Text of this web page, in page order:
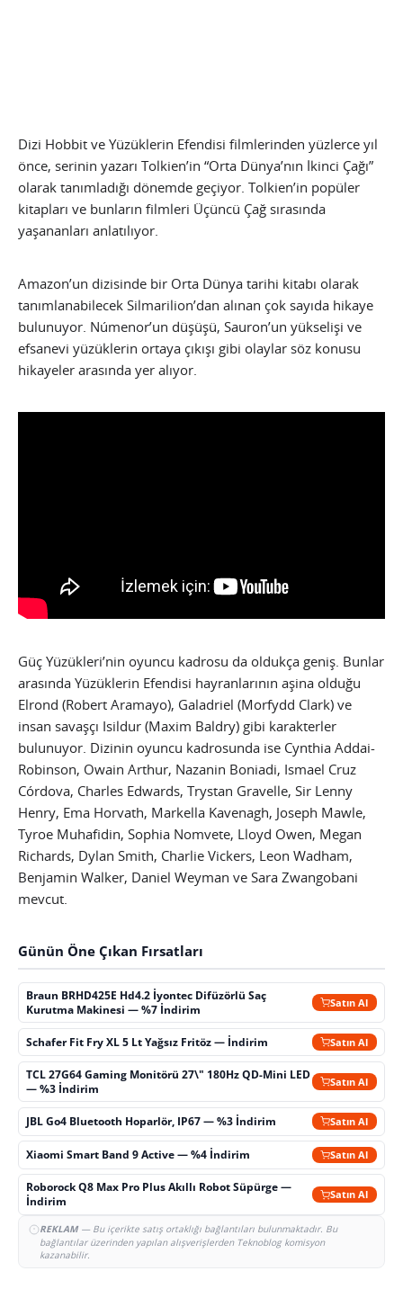
Dizi Hobbit ve Yüzüklerin Efendisi filmlerinden yüzlerce yıl
önce, serinin yazarı Tolkien’in “Orta Dünya’nın İkinci Çağı”
olarak tanımladığı dönemde geçiyor. Tolkien’in popüler
kitapları ve bunların filmleri Üçüncü Çağ sırasında
yaşananları anlatılıyor.
Amazon’un dizisinde bir Orta Dünya tarihi kitabı olarak
tanımlanabilecek Silmarilion’dan alınan çok sayıda hikaye
bulunuyor. Númenor’un düşüşü, Sauron’un yükselişi ve
efsanevi yüzüklerin ortaya çıkışı gibi olaylar söz konusu
hikayeler arasında yer alıyor.
Güç Yüzükleri’nin oyuncu kadrosu da oldukça geniş. Bunlar
arasında Yüzüklerin Efendisi hayranlarının aşina olduğu
Elrond (Robert Aramayo), Galadriel (Morfydd Clark) ve
insan savaşçı Isildur (Maxim Baldry) gibi karakterler
bulunuyor. Dizinin oyuncu kadrosunda ise Cynthia Addai-
Robinson, Owain Arthur, Nazanin Boniadi, Ismael Cruz
Córdova, Charles Edwards, Trystan Gravelle, Sir Lenny
Henry, Ema Horvath, Markella Kavenagh, Joseph Mawle,
Tyroe Muhafidin, Sophia Nomvete, Lloyd Owen, Megan
Richards, Dylan Smith, Charlie Vickers, Leon Wadham,
Benjamin Walker, Daniel Weyman ve Sara Zwangobani
mevcut.
Günün Öne Çıkan Fırsatları
Braun BRHD425E Hd4.2 İyontec Difüzörlü Saç
Kurutma Makinesi — %7 İndirim
Satın Al
Schafer Fit Fry XL 5 Lt Yağsız Fritöz — İndirim Satın Al
TCL 27G64 Gaming Monitörü 27\" 180Hz QD-Mini LED
— %3 İndirim
Satın Al
JBL Go4 Bluetooth Hoparlör, IP67 — %3 İndirim Satın Al
Xiaomi Smart Band 9 Active — %4 İndirim Satın Al
Roborock Q8 Max Pro Plus Akıllı Robot Süpürge —
İndirim
Satın Al
REKLAM— Bu içerikte satış ortaklığı bağlantıları bulunmaktadır. Bu
bağlantılar üzerinden yapılan alışverişlerden Teknoblog komisyon
kazanabilir.